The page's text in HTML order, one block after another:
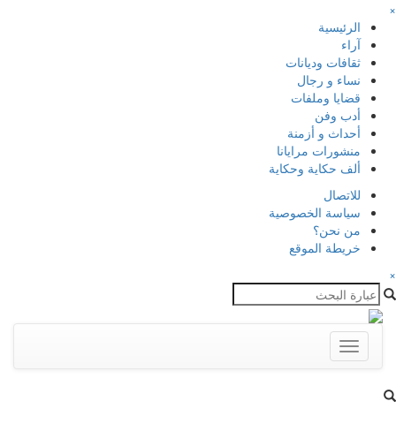
×
الرئيسية
آراء
ثقافات وديانات
نساء و رجال
قضايا وملفات
أدب وفن
أحداث و أزمنة
منشورات مرايانا
ألف حكاية وحكاية
للاتصال
سياسة الخصوصية
من نحن؟
خريطة الموقع
×
Toggle
navigation